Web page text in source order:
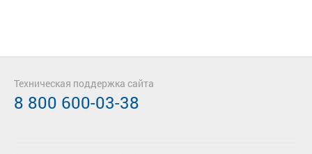
Техническая поддержка сайта
8 800 600-03-38